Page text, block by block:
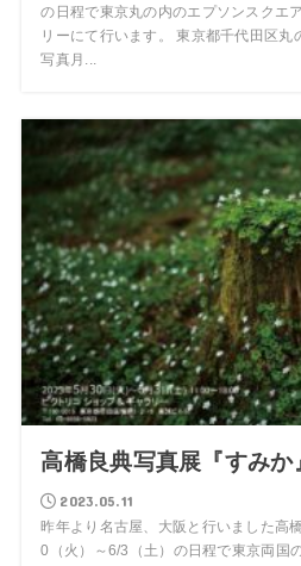
の日程で東京丸の内のエプソンスクエ
リーにて行います。 東京都千代田区
写真月...
高橋良典写真展『すみか
2023.05.11
昨年より名古屋、大阪と行いました高
0（火）～6/3（土）の日程で東京両国